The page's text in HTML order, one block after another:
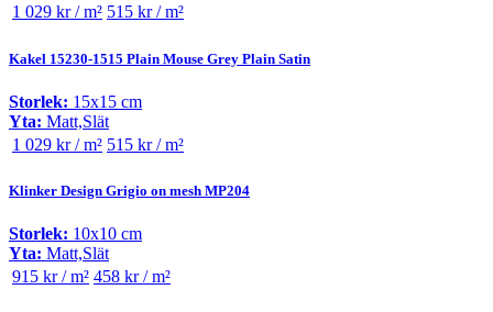
1 029 kr / m² 515 kr / m²
Kakel 15230-1515 Plain Mouse Grey Plain Satin
Storlek: 15x15 cm
Yta: Matt,Slät
1 029 kr / m² 515 kr / m²
Klinker Design Grigio on mesh MP204
Storlek: 10x10 cm
Yta: Matt,Slät
915 kr / m² 458 kr / m²